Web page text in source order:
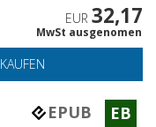
EUR 32,17
MwSt ausgenomen
KAUFEN
EPUB EB